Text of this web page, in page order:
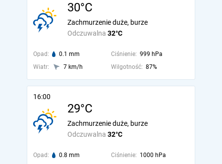
30°C
Odczuwalna 32°C
Zachmurzenie duże, burze
Opad: 0.1 mm Ciśnienie: 999 hPa
Wiatr:
7 km/h Wilgotność: 87%
16:00
29°C
Odczuwalna 32°C
Zachmurzenie duże, burze
Opad: 0.8 mm Ciśnienie: 1000 hPa